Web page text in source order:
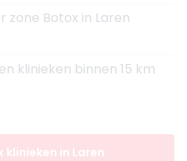
zone Botox in Laren
klinieken binnen 15 km
in Laren